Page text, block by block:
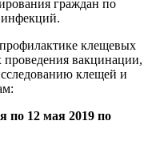
граждан по
.
клещевых
вакцинации,
клещей и
по 12 мая 2019 по